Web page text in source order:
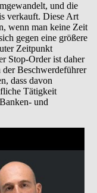
und die
verkauft. Diese Art
wenn man keine Zeit
gegen eine größere
Zeitpunkt
Stop-Order ist daher
Beschwerdeführer
dass davon
Tätigkeit
und